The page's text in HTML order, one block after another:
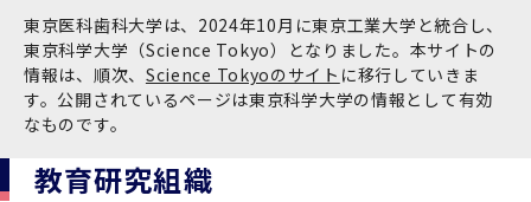
基本理念・沿革
基本理念・沿革トップ
東京医科歯科大学の特色
大学案内
学部受験生向け「大学案内」（冊子）
学生生活トップ
Science Tokyo SPRING (医歯学系)
教育研究組織等
教育研究組織等トップ
大学病院
東京医科歯科大学は、2024年10月に東京工業大学と統合し、
東京科学大学（Science Tokyo）となりました。本サイトの
情報は、順次、 Science Tokyoのサイト に移行していきま
す。公開されているページは東京科学大学の情報として有効
なものです。
教育研究組織